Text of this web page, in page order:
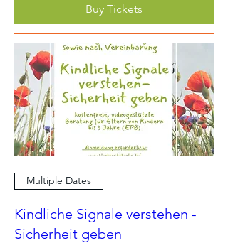
Buy Tickets
Multiple Dates
Kindliche Signale verstehen -
Sicherheit geben